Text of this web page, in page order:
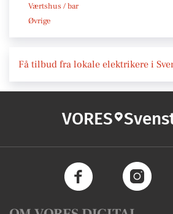
Værtshus / bar
Øvrige
Få tilbud fra lokale elektrikere i
VORES